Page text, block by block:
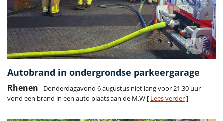
Autobrand in ondergrondse parkeergarage
Rhenen - Donderdagavond 6 augustus niet lang voor 21.30 uur
vond een brand in een auto plaats aan de M.W [ Lees verder]